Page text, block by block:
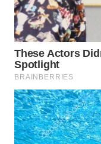
SOLO
WN
BOROBUDUR
MADURA
WN
SURABAYA